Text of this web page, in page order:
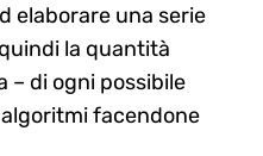
elaborare una serie
la quantità
– di ogni possibile
facendone